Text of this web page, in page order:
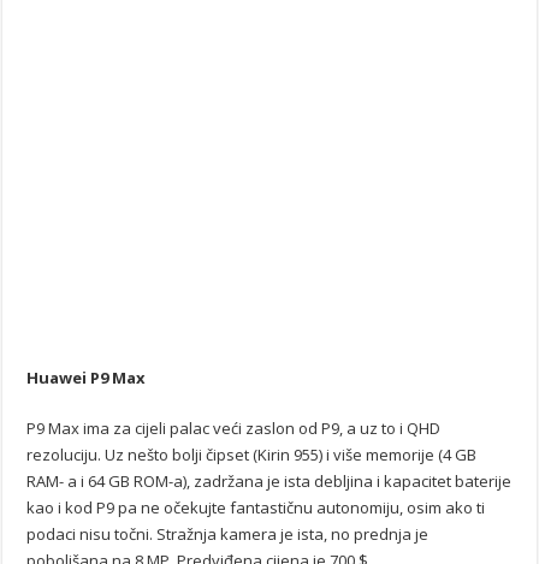
Huawei P9 Max
P9 Max ima za cijeli palac veći zaslon od P9, a uz to i QHD
rezoluciju. Uz nešto bolji čipset (Kirin 955) i više memorije (4 GB
RAM- a i 64 GB ROM-a), zadržana je ista debljina i kapacitet baterije
kao i kod P9 pa ne očekujte fantastičnu autonomiju, osim ako ti
podaci nisu točni. Stražnja kamera je ista, no prednja je